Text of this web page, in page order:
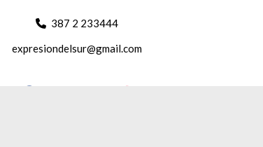
387 2 233444
expresiondelsur@gmail.com